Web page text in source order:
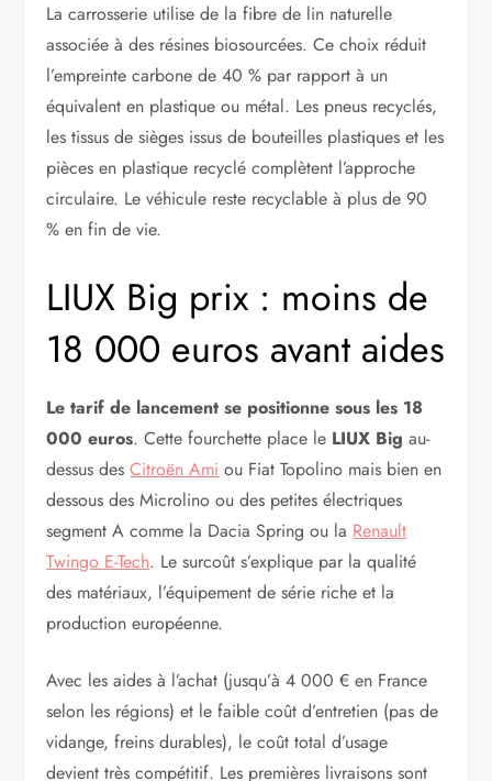
La carrosserie utilise de la fibre de lin naturelle
associée à des résines biosourcées. Ce choix réduit
l’empreinte carbone de 40 % par rapport à un
équivalent en plastique ou métal. Les pneus recyclés,
les tissus de sièges issus de bouteilles plastiques et les
pièces en plastique recyclé complètent l’approche
circulaire. Le véhicule reste recyclable à plus de 90
% en fin de vie.
LIUX Big prix : moins de
18 000 euros avant aides
Le tarif de lancement se positionne sous les 18
000 euros. Cette fourchette place le LIUX Big au-
dessus desCitroën Ami ou Fiat Topolino mais bien en
dessous des Microlino ou des petites électriques
segment A comme la Dacia Spring ou la Renault
Twingo E-Tech. Le surcoût s’explique par la qualité
des matériaux, l’équipement de série riche et la
production européenne.
Avec les aides à l’achat (jusqu’à 4 000 € en France
selon les régions) et le faible coût d’entretien (pas de
vidange, freins durables), le coût total d’usage
devient très compétitif. Les premières livraisons sont